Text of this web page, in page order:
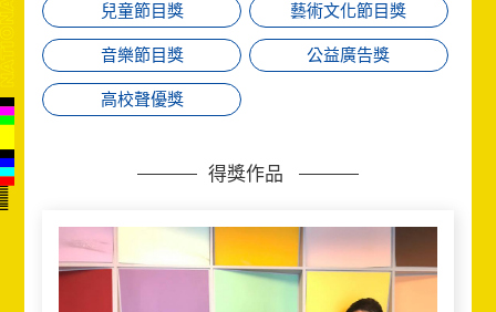
兒童節目獎 藝術文化節目獎
音樂節目獎 公益廣告獎
高校聲優獎
得獎作品